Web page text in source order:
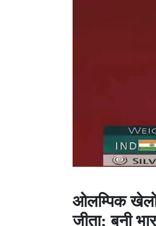
ओलम्पिक खेलो
जीता; बनी